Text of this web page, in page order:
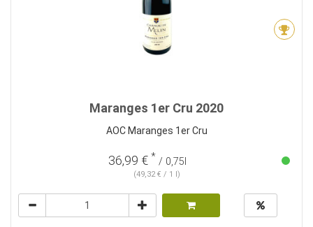
Maranges 1er Cru 2020
AOC Maranges 1er Cru
36,99 € * / 0,75l
(49,32 € / 1 l)